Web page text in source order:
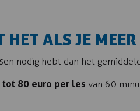
HET ALS JE
nodig hebt dan het
tot 80 euro per les van 60